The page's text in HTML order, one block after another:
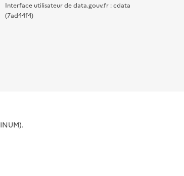
Interface utilisateur de data.gouv.fr : cdata
(7ad44f4)